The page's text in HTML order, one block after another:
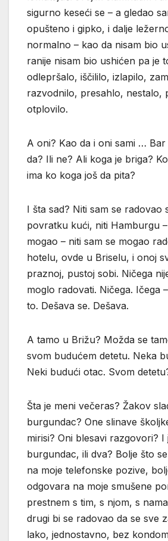
sigurno keseći se – a gledao
opušteno i gipko, i dalje
normalno – kao da nisam bio
ranije nisam bio ushićen pa je
odlepršalo, iščililo, izlapilo,
razvodnilo, presahlo, nestalo,
otplovilo.
A oni? Kao da i oni sami … Bar
da? Ili ne? Ali koga je briga?
ima ko koga još da pita?
I šta sad? Niti sam se radovao
povratku kući, niti Hamburgu
mogao – niti sam se mogao
hotelu, ovde u Briselu, i onoj
praznoj, pustoj sobi. Ničega
moglo radovati. Ničega. Ičega
to. Dešava se. Dešava.
A tamo u Brižu? Možda se
svom budućem detetu. Neka
Neki budući otac. Svom
Šta je meni večeras? Žakov
burgundac? One slinave
mirisi? Oni blesavi razgovori? I
burgundac, ili dva? Bolje što
na moje telefonske pozive,
odgovara na moje smušene
prestnem s tim, s njom, s
drugi bi se radovao da se sve
lako, jednostavno, bez